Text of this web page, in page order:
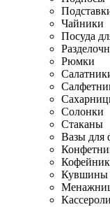
Чайники
Посуда
Рюмки
Солонки
Стаканы
Вазы для
Кувшины
Кассероли